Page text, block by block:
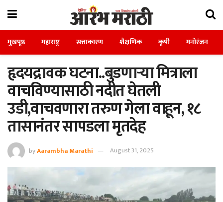
मुखपृष्ठ महाराष्ट्र सत्ताकारण शैक्षणिक कृषी मनोरंजन
हृदयद्रावक घटना..बुडणाऱ्या मित्राला
वाचविण्यासाठी नदीत घेतली
उडी,वाचवणारा तरुण गेला वाहून, १८
तासानंतर सापडला मृतदेह
byAarambha Marathi August 31, 2025